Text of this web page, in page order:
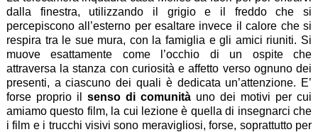
dalla finestra, utilizzando il grigio e il freddo che si
percepiscono all’esterno per esaltare invece il calore che si
respira tra le sue mura, con la famiglia e gli amici riuniti. Si
muove esattamente come l’occhio di un ospite che
attraversa la stanza con curiosità e affetto verso ognuno dei
presenti, a ciascuno dei quali è dedicata un’attenzione. E’
forse proprio il senso di comunità uno dei motivi per cui
amiamo questo film, la cui lezione è quella di insegnarci che
i film e i trucchi visivi sono meravigliosi, forse, soprattutto per